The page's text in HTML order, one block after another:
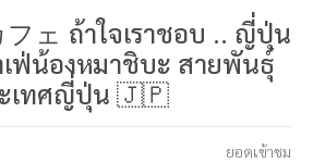
フェ ถ้าใจเราชอบ .. ญี่ปุ่น
ฟ่น้องหมาชิบะ สายพันธ์ุ
เทศญี่ปุ่น 🇯🇵
ยอดเข้าชม